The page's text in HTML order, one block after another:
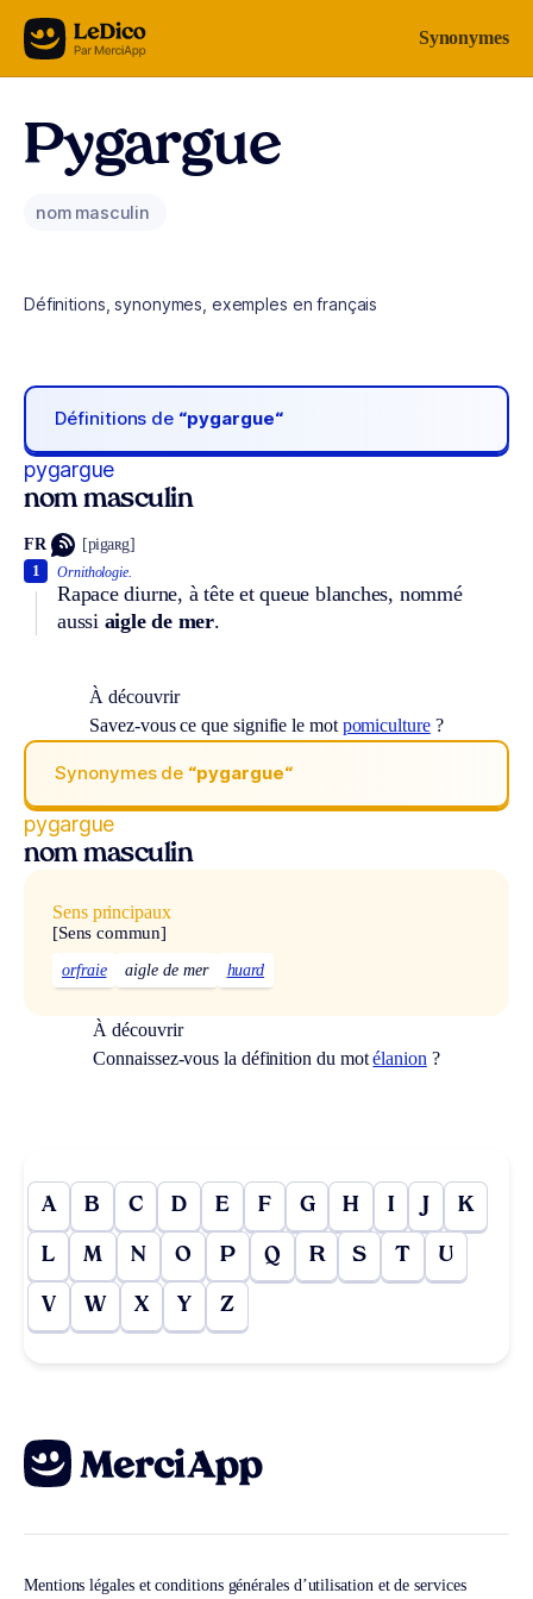
Aller au contenu Synonymes
Pygargue
nom masculin
Définitions, synonymes, exemples en français
Définitions de “pygargue“
pygargue
nom masculin
FR [pigaʀg]
Ornithologie.
Rapace diurne, à tête et queue blanches, nommé
aussi aigle de mer.
1
À découvrir
Savez-vous ce que signifie le mot pomiculture?
Synonymes de “pygargue“
pygargue
nom masculin
Sens principaux
[Sens commun]
orfraie aigle de mer huard
À découvrir
Connaissez-vous la définition du motélanion ?
A B C D E F G H I J K
L M N O P Q R S T U
V W X Y Z
Mentions légales et conditions générales d’utilisation et de services